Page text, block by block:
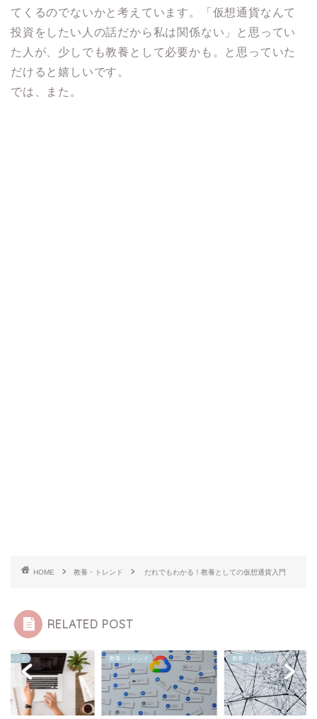
てくるのでないかと考えています。「仮想通貨なんて
投資をしたい人の話だから私は関係ない」と思ってい
た人が、少しでも教養として必要かも。と思っていた
だけると嬉しいです。
では、また。
HOME 教養・トレンド だれでもわかる！教養としての仮想通貨入門
RELATED POST
教養・トレンド 教養・トレンド 教養・トレ